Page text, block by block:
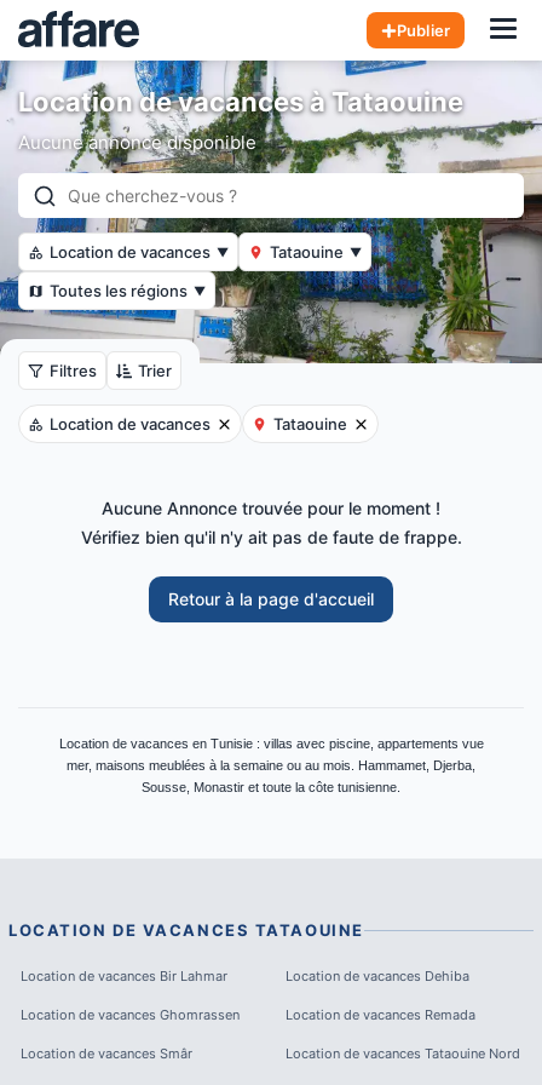
Publier
Location de vacances à Tataouine
Aucune annonce disponible
Location de vacances ▼ Tataouine ▼
Toutes les régions ▼
Filtres Trier
Location de vacances Tataouine
Aucune Annonce trouvée pour le moment !
Vérifiez bien qu'il n'y ait pas de faute de frappe.
Retour à la page d'accueil
Location de vacances en Tunisie : villas avec piscine, appartements vue
mer, maisons meublées à la semaine ou au mois. Hammamet, Djerba,
Sousse, Monastir et toute la côte tunisienne.
LOCATION DE VACANCES TATAOUINE
Location de vacances Bir Lahmar Location de vacances Dehiba
Location de vacances Ghomrassen Location de vacances Remada
Location de vacances Smâr Location de vacances Tataouine Nord